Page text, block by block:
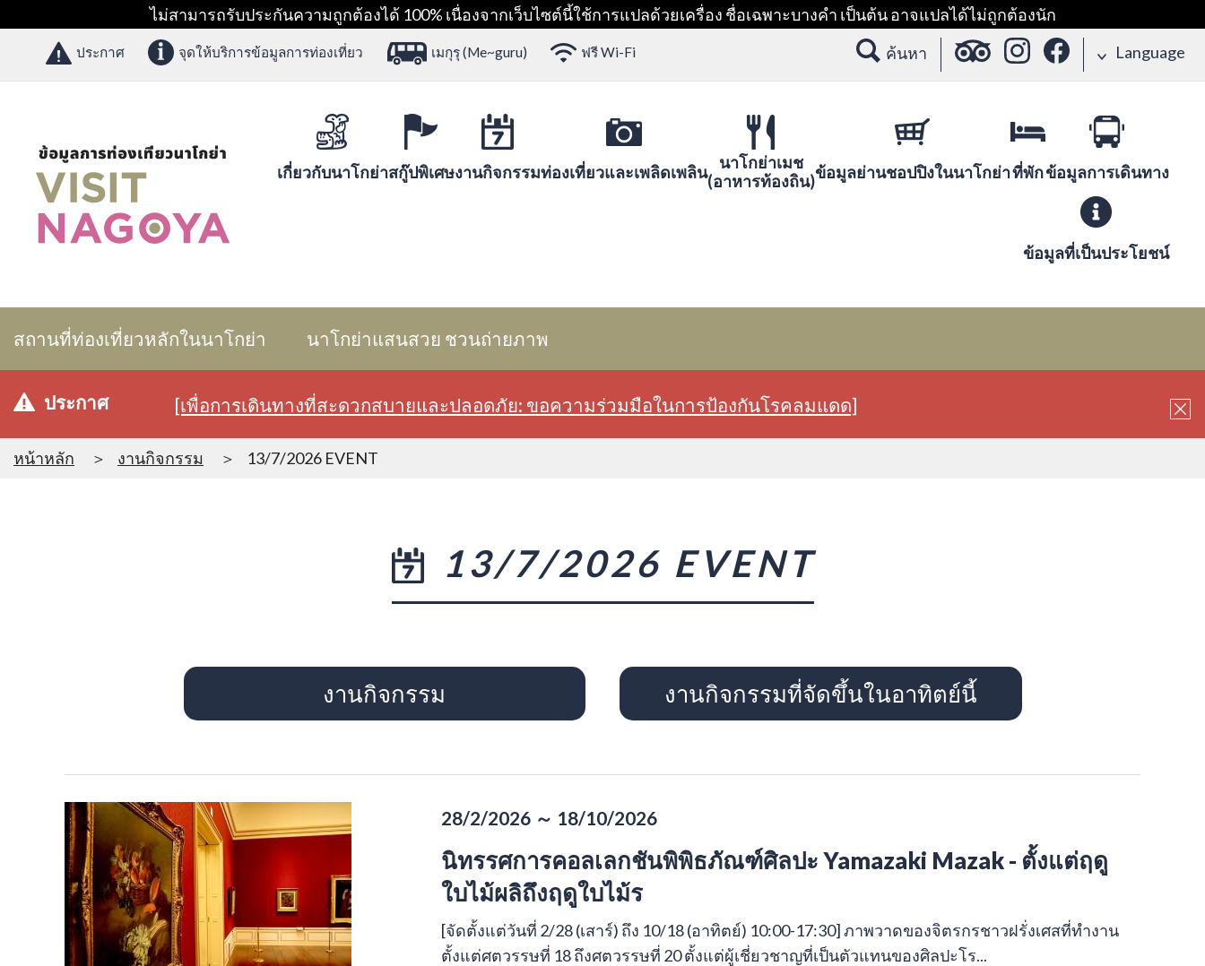
ไม่สามารถรับประกันความถูกต้องได้ 100% เนื่องจากเว็บไซต์นี้ใช้การแปลด้วยเครื่อง ชื่อเฉพาะบางคำ เป็นต้น อาจแปลได้ไม่ถูกต้องนัก
ประกาศ จุดให้บริการข้อมูลการท่องเที่ยว เมกุรุ (Me~guru) ฟรี Wi-Fi ค้นหา Language
เกี่ยวกับนาโกย่าสกู๊ปพิเศษงานกิจกรรมท่องเที่ยวและเพลิดเพลิน
นาโกย่าเมช
(อาหารท้องถิน)ข้อมูลย่านชอปปิงในนาโกย่าที่พักข้อมูลการเดินทาง
ข้อมูลที่เป็นประโยชน์
สถานที่ท่องเที่ยวหลักในนาโกย่า นาโกย่าแสนสวย ชวนถ่ายภาพ
ประกาศ [เพื่อการเดินทางที่สะดวกสบายและปลอดภัย: ขอความร่วมมือในการป้องกันโรคลมแดด]
หน้าหลัก งานกิจกรรม 13/7/2026 EVENT
13/7/2026 EVENT
งานกิจกรรม งานกิจกรรมที่จัดขึ้นในอาทิตย์นี้
28/2/2026 ～ 18/10/2026
นิทรรศการคอลเลกชันพิพิธภัณฑ์ศิลปะ Yamazaki Mazak - ตั้งแต่ฤดู
ใบไม้ผลิถึงฤดูใบไม้ร
[จัดตั้งแต่วันที่ 2/28 (เสาร์) ถึง 10/18 (อาทิตย์) 10:00-17:30] ภาพวาดของจิตรกรชาวฝรั่งเศสที่ทำงาน
ตั้งแต่ศตวรรษที่ 18 ถึงศตวรรษที่ 20 ตั้งแต่ผู้เชี่ยวชาญที่เป็นตัวแทนของศิลปะโร...